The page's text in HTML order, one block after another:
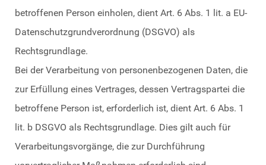
betroffenen Person einholen, dient Art. 6 Abs. 1 lit. a EU-
Datenschutzgrundverordnung (DSGVO) als
Rechtsgrundlage.
Bei der Verarbeitung von personenbezogenen Daten, die
zur Erfüllung eines Vertrages, dessen Vertragspartei die
betroffene Person ist, erforderlich ist, dient Art. 6 Abs. 1
lit. b DSGVO als Rechtsgrundlage. Dies gilt auch für
Verarbeitungsvorgänge, die zur Durchführung